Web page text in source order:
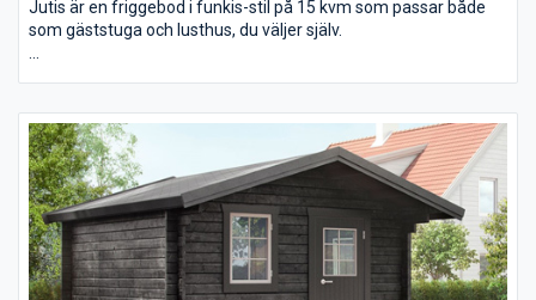
Jutis är en friggebod i funkis-stil på 15 kvm som passar både
som gäststuga och lusthus, du väljer själv.
• Taket utgörs av en slätspontspanel som är ändspontad
• Golvet och takpanelen är möbeltorr för god formstabilitet
• Takpaket med eller utan shingel kan köpas till
• Ett extra timmervarv kan köpas till